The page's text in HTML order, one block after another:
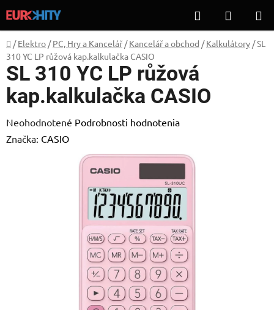
na
obsah
Hľadať
KOŠÍK
Domov
/ Elektro / PC, Hry a Kancelář / Kancelář a obchod / Kalkulátory /SL
310 YC LP růžová kap.kalkulačka CASIO
SL 310 YC LP růžová
kap.kalkulačka CASIO
Priemerné
hodnotenie
Neohodnotené Podrobnosti hodnotenia
Značka: CASIO